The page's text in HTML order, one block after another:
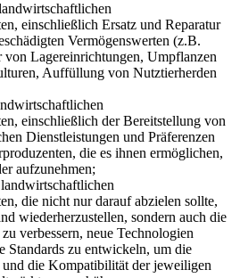
einschließlich Ersatz und Reparatur
Vermögenswerten (z.B.
von Lagereinrichtungen, Umpflanzen
Auffüllung von Nutztierherden
einschließlich der Bereitstellung von
Dienstleistungen und Präferenzen
die es ihnen ermöglichen,
aufzunehmen;
die nicht nur darauf abzielen sollte,
wiederherzustellen, sondern auch die
verbessern, neue Technologien
Standards zu entwickeln, um die
die Kompatibilität der jeweiligen